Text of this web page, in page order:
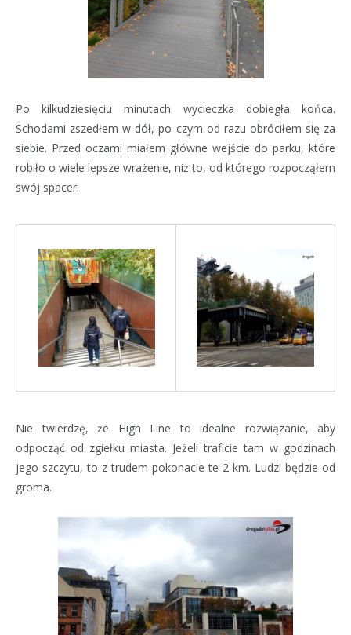
Po kilkudziesięciu minutach wycieczka dobiegła końca.
Schodami zszedłem w dół, po czym od razu obróciłem się za
siebie. Przed oczami miałem główne wejście do parku, które
robiło o wiele lepsze wrażenie, niż to, od którego rozpocząłem
swój spacer.
Nie twierdzę, że High Line to idealne rozwiązanie, aby
odpocząć od zgiełku miasta. Jeżeli traficie tam w godzinach
jego szczytu, to z trudem pokonacie te 2 km. Ludzi będzie od
groma.